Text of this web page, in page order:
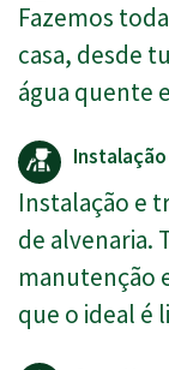
Fazemos
casa, desde
água quente
Instalação
Instalação e
de alvenaria.
manutenção
que o ideal é